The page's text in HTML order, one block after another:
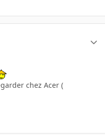
chez Acer (